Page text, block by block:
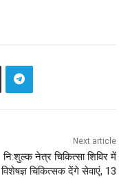
Next article
नि:शुल्क नेत्र चिकित्सा शिविर में
विशेषज्ञ चिकित्सक देंगे सेवाएं, 13